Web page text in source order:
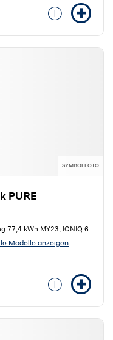
SYMBOLFOTO
PURE
77,4 kWh MY23, IONIQ 6
Modelle anzeigen